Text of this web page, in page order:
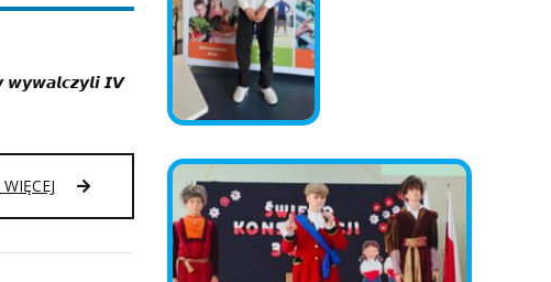
6
NR
𝙬𝙮𝙬𝙖𝙡𝙘𝙯𝙮𝙡𝙞 𝙄𝙑
PÓŁFINAŁ
PIŁCE